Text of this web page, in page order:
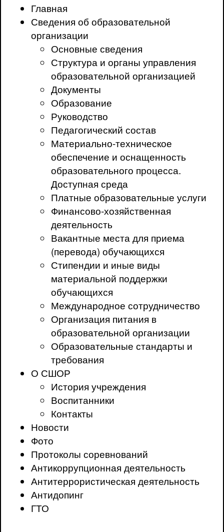
Главная
Сведения об образовательной
организации
Основные сведения
Структура и органы управления
образовательной организацией
Документы
Образование
Руководство
Педагогический состав
Материально-техническое
обеспечение и оснащенность
образовательного процесса.
Доступная среда
Платные образовательные услуги
Финансово-хозяйственная
деятельность
Вакантные места для приема
(перевода) обучающихся
Стипендии и иные виды
материальной поддержки
обучающихся
Международное сотрудничество
Организация питания в
образовательной организации
Образовательные стандарты и
требования
О СШОР
История учреждения
Воспитанники
Контакты
Новости
Фото
Протоколы соревнований
Антикоррупционная деятельность
Антитеррористическая деятельность
Антидопинг
ГТО